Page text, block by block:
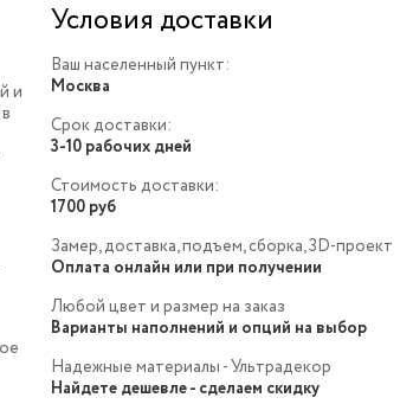
и
Условия доставки
Ваш населенный пункт:
Москва
Срок доставки:
3-10 рабочих дней
Стоимость доставки:
1700 руб
Замер, доставка, подъем, сборка, 3D-проект
Оплата онлайн или при получении
Любой цвет и размер на заказ
Варианты наполнений и опций на выбор
Надежные материалы - Ультрадекор
Найдете дешевле - сделаем скидку